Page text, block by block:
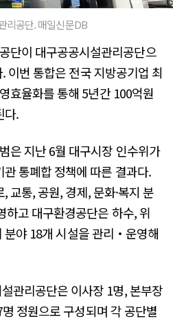
리공단. 매일신문DB
단이 대구공공시설관리공단으
이번 통합은 전국 지방공기업 최
효율화를 통해 5년간 100억원
다.
은 지난 6월 대구시장 인수위가
통폐합 정책에 따른 결과다.
교통, 공원, 경제, 문화·복지 분
고 대구환경공단은 하수, 위
분야 18개 시설을 관리‧운영해
관리공단은 이사장 1명, 본부장
정원으로 구성되며 각 공단별